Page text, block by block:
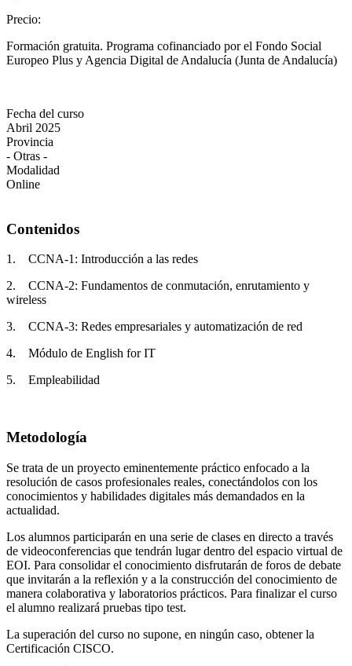
Precio:
Formación gratuita. Programa cofinanciado por el Fondo Social
Europeo Plus y Agencia Digital de Andalucía (Junta de Andalucía)
Fecha del curso
Abril 2025
Provincia
- Otras -
Modalidad
Online
Contenidos
1. CCNA‐1: Introducción a las redes
2. CCNA‐2: Fundamentos de conmutación, enrutamiento y
wireless
3. CCNA‐3: Redes empresariales y automatización de red
4. Módulo de English for IT
5. Empleabilidad
Metodología
Se trata de un proyecto eminentemente práctico enfocado a la
resolución de casos profesionales reales, conectándolos con los
conocimientos y habilidades digitales más demandados en la
actualidad.
Los alumnos participarán en una serie de clases en directo a través
de videoconferencias que tendrán lugar dentro del espacio virtual de
EOI. Para consolidar el conocimiento disfrutarán de foros de debate
que invitarán a la reflexión y a la construcción del conocimiento de
manera colaborativa y laboratorios prácticos. Para finalizar el curso
el alumno realizará pruebas tipo test.
La superación del curso no supone, en ningún caso, obtener la
Certificación CISCO.